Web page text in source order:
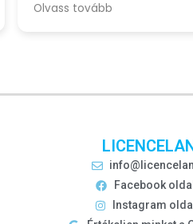
· .
Olvass tovább
Facebook
Instagram